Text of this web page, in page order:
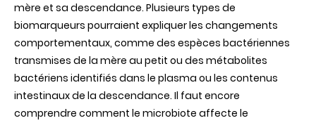
mère et sa descendance. Plusieurs types de
biomarqueurs pourraient expliquer les changements
comportementaux, comme des espèces bactériennes
transmises de la mère au petit ou des métabolites
bactériens identifiés dans le plasma ou les contenus
intestinaux de la descendance. Il faut encore
comprendre comment le microbiote affecte le